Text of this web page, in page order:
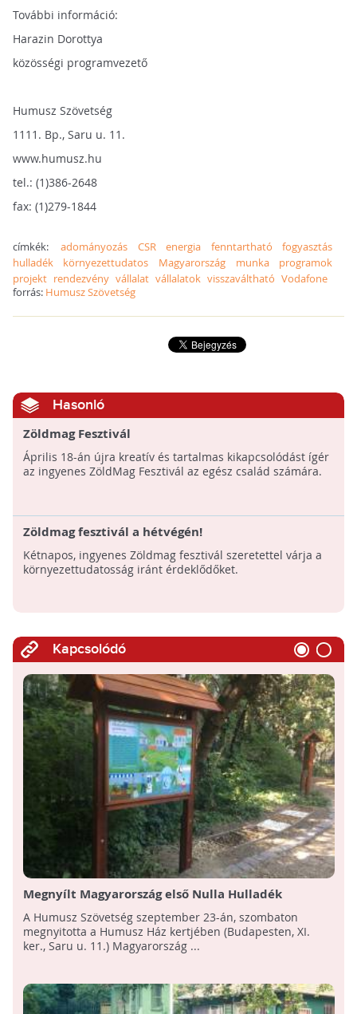
További információ:
Harazin Dorottya
közösségi programvezető
Humusz Szövetség
1111. Bp., Saru u. 11.
www.humusz.hu
tel.: (1)386-2648
fax: (1)279-1844
címkék: adományozás CSR energia fenntartható
fogyasztás
hulladék
környezettudatos Magyarország munka
programok
projekt rendezvény vállalat vállalatok visszaváltható Vodafone
forrás: Humusz Szövetség
Hasonló
Zöldmag Fesztivál
Április 18-án újra kreatív és tartalmas kikapcsolódást ígér
az ingyenes ZöldMag Fesztivál az egész család számára.
Zöldmag fesztivál a hétvégén!
Kétnapos, ingyenes Zöldmag fesztivál szeretettel várja a
környezettudatosság iránt érdeklődőket.
Kapcsolódó
Megnyílt Magyarország első Nulla Hulladék
Tanösvénye Budapesten
A Humusz Szövetség szeptember 23-án, szombaton
megnyitotta a Humusz Ház kertjében (Budapesten, XI.
ker., Saru u. 11.) Magyarország ...